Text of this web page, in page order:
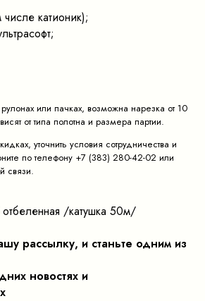
катионик);
или пачках, возможна нарезка от 10
от типа полотна и размера партии.
уточнить условия сотрудничества и
по телефону +7 (383) 280-42-02 или
связи.
/катушка 50м/
рассылку, и станьте одним из
новостях и